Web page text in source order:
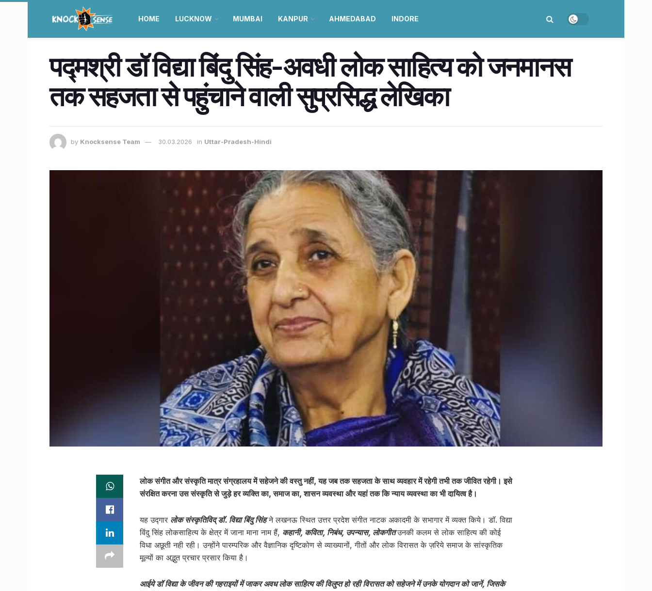
HOME LUCKNOW MUMBAI KANPUR AHMEDABAD INDORE
पद्मश्री डॉ विद्या बिंदु सिंह-अवधी लोक साहित्य को जनमानस
तक सहजता से पहुंचाने वाली सुप्रसिद्ध लेखिका
by Knocksense Team 30.03.2026 in Uttar-Pradesh-Hindi
लोक संगीत और संस्कृति मात्र संग्रहालय में सहेजने की वस्तु नहीं, यह जब तक सहजता के साथ व्यवहार में रहेगी तभी तक जीवित रहेगी। इसे
संरक्षित करना उस संस्कृति से जुड़े हर व्यक्ति का, समाज का, शासन व्यवस्था और यहां तक कि न्याय व्यवस्था का भी दायित्व है।
यह उद्गार लोक संस्कृतिविद् डॉ. विद्या बिंदु सिंहने लखनऊ स्थित उत्तर प्रदेश संगीत नाटक अकादमी के सभागार में व्यक्त किये। डॉ. विद्या
विंदु सिंह लोकसाहित्य के क्षेत्र में जाना माना नाम हैं, कहानी, कविता, निबंध, उपन्यास, लोकगीतउनकी कलम से लोक साहित्य की कोई
विधा अछूती नही रही। उन्होंने पारम्परिक और वैज्ञानिक दृष्टिकोण से व्याख्यानों, गीतों और लोक विरासत के ज़रिये समाज के सांस्कृतिक
मूल्यों का अद्भुत प्रचार प्रसार किया है।
आईये डॉ विद्या के जीवन की गहराइयों में जाकर अवध लोक साहित्य की विलुप्त हो रही विरासत को सहेजने में उनके योगदान को जानें, जिसके